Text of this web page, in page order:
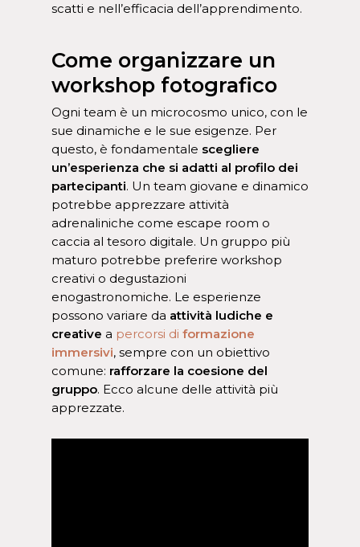
scatti e nell’efficacia dell’apprendimento.
Come organizzare un
workshop fotografico
Ogni team è un microcosmo unico, con le
sue dinamiche e le sue esigenze. Per
questo, è fondamentale scegliere
un’esperienza che si adatti al profilo dei
partecipanti. Un team giovane e dinamico
potrebbe apprezzare attività
adrenaliniche come escape room o
caccia al tesoro digitale. Un gruppo più
maturo potrebbe preferire workshop
creativi o degustazioni
enogastronomiche. Le esperienze
possono variare da attività ludiche e
creative a percorsi di formazione
immersivi, sempre con un obiettivo
comune: rafforzare la coesione del
gruppo. Ecco alcune delle attività più
apprezzate.